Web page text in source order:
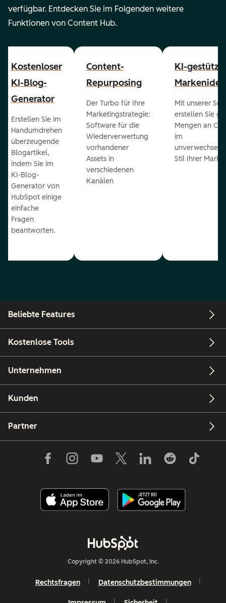
verfügbar. Entdecken Sie im Folgenden weitere
Funktionen von Content Hub.
Kostenloser
KI-Blog-
Generator
Erstellen Sie im
Handumdrehen
überzeugende
Blogartikel,
indem Sie im
KI-Blog-
Generator von
HubSpot einige
einfache
Fragen
beantworten.
Content-
Repurposing
Der Turbo für Ihre
Marketingstrategie:
Software für die
Wiederverwertung
vorhandener
Assets in
verschiedenen
Kanälen
KI-
Mit unserer
erstellen Sie
Mengen an
im
Stil Ihrer Marke.
Beliebte Features
Kostenlose Tools
Unternehmen
Kunden
Partner
Copyright © 2026 HubSpot, Inc.
Rechtsfragen Datenschutzbestimmungen